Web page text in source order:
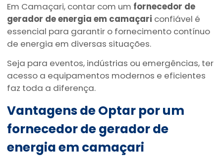
Em Camaçari, contar com um fornecedor de
gerador de energia em camaçari confiável é
essencial para garantir o fornecimento contínuo
de energia em diversas situações.
Seja para eventos, indústrias ou emergências, ter
acesso a equipamentos modernos e eficientes
faz toda a diferença.
Vantagens de Optar por um
fornecedor de gerador de
energia em camaçari